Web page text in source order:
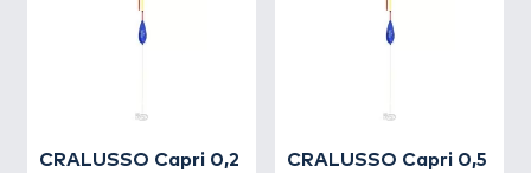
CRALUSSO Capri 0,2
CRALUSSO Capri 0,5